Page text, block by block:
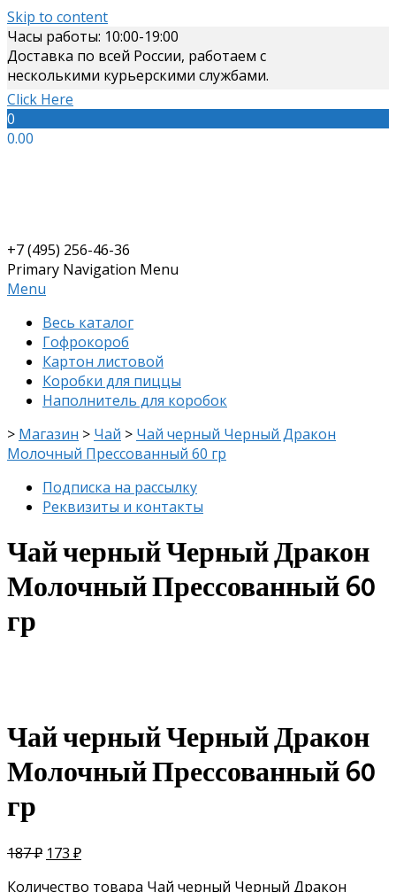
Skip to content
Часы работы: 10:00-19:00
Доставка по всей России, работаем с
несколькими курьерскими службами.
Click Here
0
0.00
+7 (495) 256-46-36
Primary Navigation Menu
Menu
Весь каталог
Гофрокороб
Картон листовой
Коробки для пиццы
Наполнитель для коробок
> Магазин > Чай > Чай черный Черный Дракон
Молочный Прессованный 60 гр
Подписка на рассылку
Реквизиты и контакты
Чай черный Черный Дракон
Молочный Прессованный 60
гр
Чай черный Черный Дракон
Молочный Прессованный 60
гр
187₽ 173 ₽
Количество товара Чай черный Черный Дракон